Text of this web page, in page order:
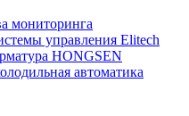
мониторинга
управления Elitech
HONGSEN
автоматика